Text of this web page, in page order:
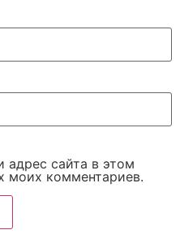
адрес сайта в этом
моих комментариев.